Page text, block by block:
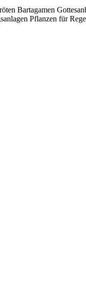
Bartagamen
Pflanzen für